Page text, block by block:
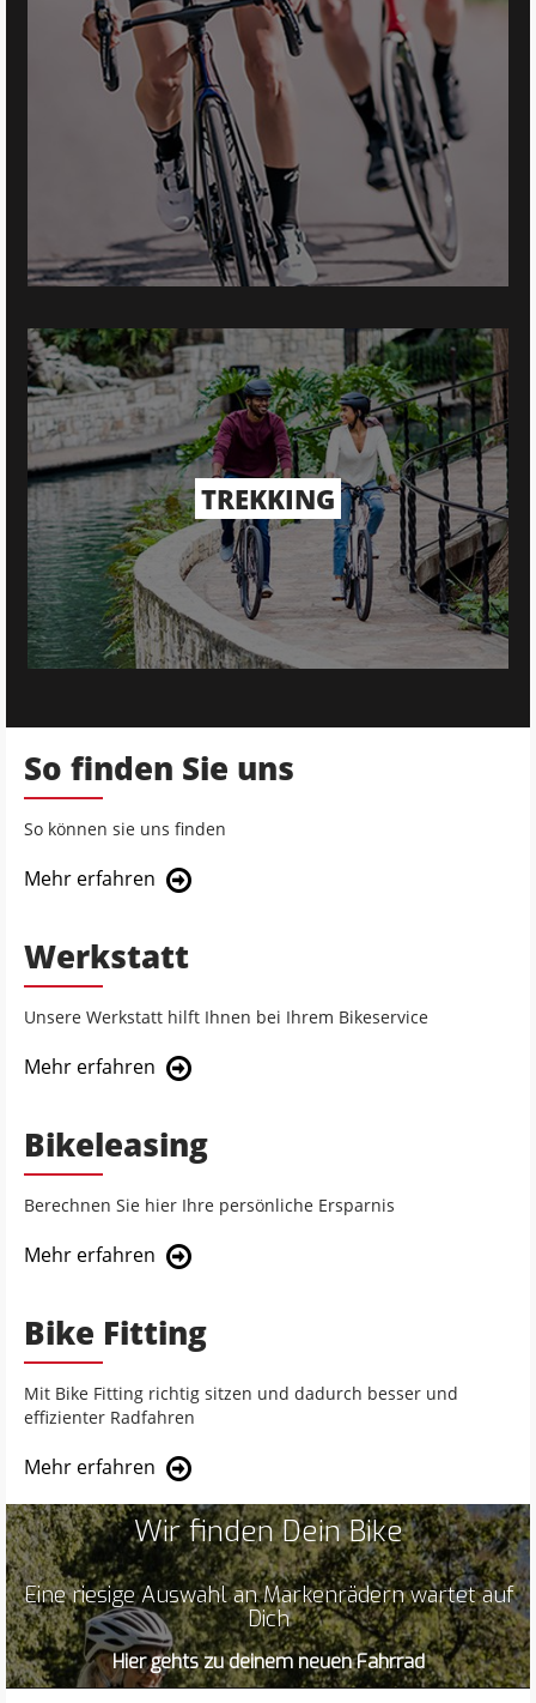
TREKKING
So finden Sie uns
So können sie uns finden
Mehr erfahren
Werkstatt
Unsere Werkstatt hilft Ihnen bei Ihrem Bikeservice
Mehr erfahren
Bikeleasing
Berechnen Sie hier Ihre persönliche Ersparnis
Mehr erfahren
Bike Fitting
Mit Bike Fitting richtig sitzen und dadurch besser und
effizienter Radfahren
Mehr erfahren
Wir finden Dein Bike
Eine riesige Auswahl an Markenrädern wartet auf
Dich
Hier gehts zu deinem neuen Fahrrad